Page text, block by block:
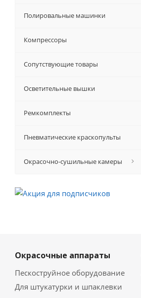
Полировальные машинки
Компрессоры
Сопутствующие товары
Осветительные вышки
Ремкомплекты
Пневматические краскопульты
Окрасочно-сушильные камеры
Окрасочные аппараты
Пескоструйное оборудование
Для штукатурки и шпаклевки